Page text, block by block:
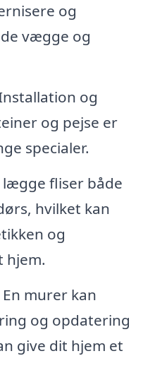
og
vægge og
og
og pejse er
specialer.
fliser både
hvilket kan
og
hjem.
En murer kan
og opdatering
give dit hjem et